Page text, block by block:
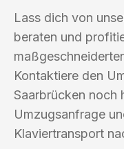
Lass dich von
beraten und
Kontaktiere den
Saarbrücken noch
Umzugsanfrage
Klaviertransport